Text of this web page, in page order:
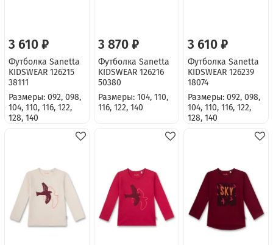
3 610 ₽
Футболка Sanetta
KIDSWEAR 126215
38111
Размеры: 092, 098,
104, 110, 116, 122,
128, 140
3 870 ₽
Футболка Sanetta
KIDSWEAR 126216
50380
Размеры: 104, 110,
116, 122, 140
3 610 ₽
Футболка Sanetta
KIDSWEAR 126239
18074
Размеры: 092, 098,
104, 110, 116, 122,
128, 140